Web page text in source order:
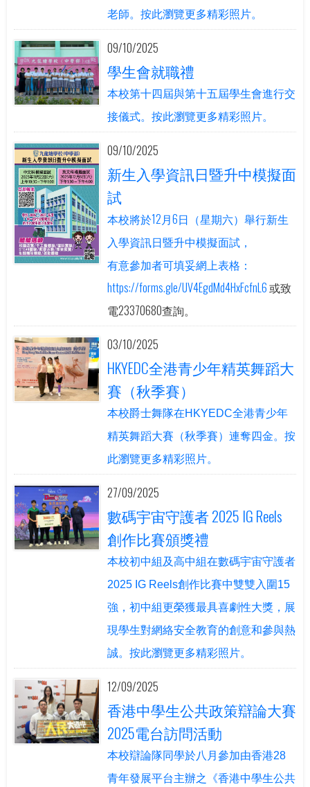
老師。按此瀏覽更多精彩照片。
09/10/2025
學生會就職禮
本校第十四屆與第十五屆學生會進行交
接儀式。按此瀏覽更多精彩照片。
09/10/2025
新生入學資訊日暨升中模擬面
試
本校將於12月6日（星期六）舉行新生
入學資訊日暨升中模擬面試，
有意參加者可填妥網上表格：
https://forms.gle/UV4EgdMd4HxFcfnL6或致
電23370680查詢。
03/10/2025
HKYEDC全港青少年精英舞蹈大
賽（秋季賽）
本校爵士舞隊在HKYEDC全港青少年
精英舞蹈大賽（秋季賽）連奪四金。按
此瀏覽更多精彩照片。
27/09/2025
數碼宇宙守護者 2025 IG Reels
創作比賽頒獎禮
本校初中組及高中組在數碼宇宙守護者
2025 IG Reels創作比賽中雙雙入圍15
強，初中組更榮獲最具喜劇性大獎，展
現學生對網絡安全教育的創意和參與熱
誠。按此瀏覽更多精彩照片。
12/09/2025
香港中學生公共政策辯論大賽
2025電台訪問活動
本校辯論隊同學於八月參加由香港28
青年發展平台主辦之《香港中學生公共